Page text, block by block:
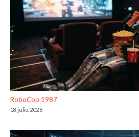
RoboCop 1987
18 julio, 2026